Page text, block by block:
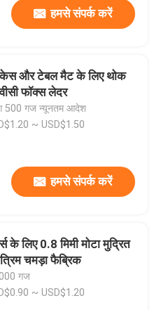
हमसे संपर्क करें
केस और टेबल मैट के लिए थोक
फॉक्स लेदर
500 गज न्यूनतम आदेश
~ USD$1.50
हमसे संपर्क करें
के लिए 0.8 मिमी मोटा मुद्रित
चमड़ा फैब्रिक
गज
~ USD$1.20